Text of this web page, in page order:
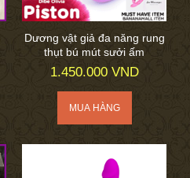
Dương vật giả đa năng rung
thụt bú mút sưởi ấm
1.450.000 VND